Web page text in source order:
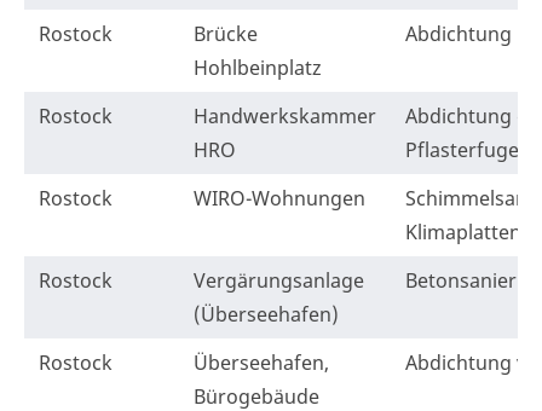
Rostock
Brücke
Hohlbeinplatz
Abdichtung
Rostock
Handwerkskammer
HRO
Abdichtung
Pflasterfugen
Rostock
WIRO-Wohnungen
Klimaplatten
Rostock
Vergärungsanlage
(Überseehafen)
Rostock
Überseehafen,
Bürogebäude
Abdichtung